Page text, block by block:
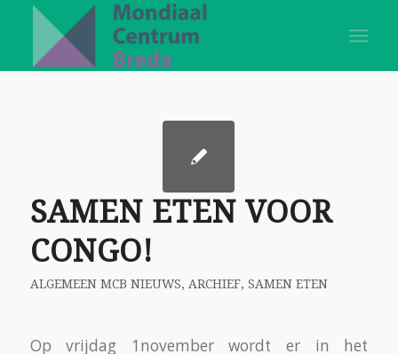
SAMEN ETEN VOOR
CONGO!
ALGEMEEN MCB NIEUWS, ARCHIEF, SAMEN ETEN
Op vrijdag 1november wordt er in het